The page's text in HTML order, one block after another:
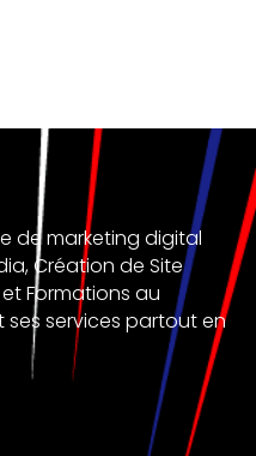
de marketing digital
Création de Site
Formations au
services partout en